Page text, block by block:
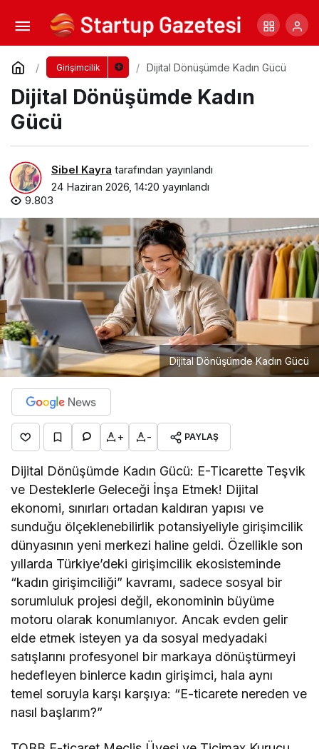
Girişimcilik Dijital Dönüşümde Kadın Gücü
Dijital Dönüşümde Kadın
Gücü
Sibel Kayra tarafından yayınlandı
24 Haziran 2026, 14:20 yayınlandı
9.803
Dijital Dönüşümde Kadın Gücü
+ - PAYLAŞ
Dijital Dönüşümde Kadın Gücü: E-Ticarette Teşvik
ve Desteklerle Geleceği İnşa Etmek! Dijital
ekonomi, sınırları ortadan kaldıran yapısı ve
sunduğu ölçeklenebilirlik potansiyeliyle girişimcilik
dünyasının yeni merkezi haline geldi. Özellikle son
yıllarda Türkiye’deki girişimcilik ekosisteminde
“kadın girişimciliği” kavramı, sadece sosyal bir
sorumluluk projesi değil, ekonominin büyüme
motoru olarak konumlanıyor. Ancak evden gelir
elde etmek isteyen ya da sosyal medyadaki
satışlarını profesyonel bir markaya dönüştürmeyi
hedefleyen binlerce kadın girişimci, hala aynı
temel soruyla karşı karşıya: “E-ticarete nereden ve
nasıl başlarım?”
Girişimciler İçin Yeni Rekabet Kozu: Kişisel
Markalaşma 360 Podcast Serisi
Yorum Yap Paylaş